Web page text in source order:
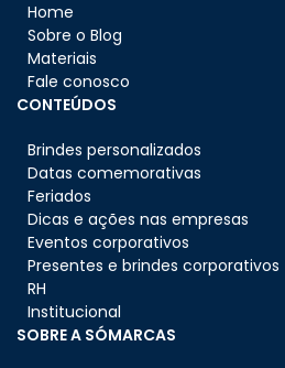
Home
Sobre o Blog
Materiais
Fale conosco
CONTEÚDOS
Brindes personalizados
Datas comemorativas
Feriados
Dicas e ações nas empresas
Eventos corporativos
Presentes e brindes corporativos
RH
Institucional
SOBRE A SÓMARCAS